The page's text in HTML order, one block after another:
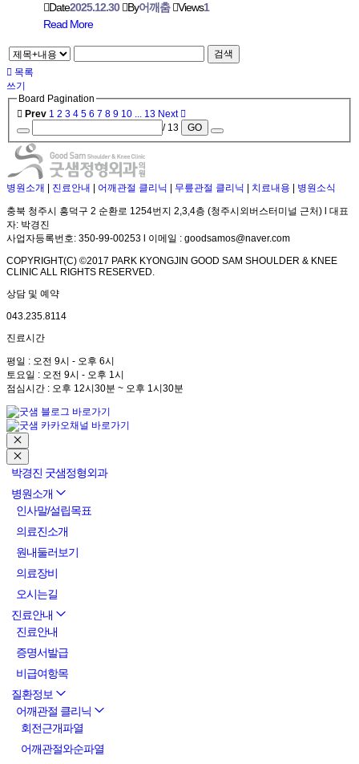
Date2025.12.30 By어깨춤 Views1
Read More
검색
목록
쓰기
Board Pagination
Prev 1 2 3 4 5 6 7 8 9 10 13 Next
/ 13
GO
병원소개 진료안내 어깨관절 클리닉 무릎관절 클리닉 치료내용 병원소식
충북 청주시 흥덕구 2 순환로 1254번지 2,3,4층 (청주시외버스터미널 근처) l 대표
자: 박경진
사업자등록번호: 350-99-00253 l 이메일 : goodsamos@naver.com
COPYRIGHT(C) ©2017 PARK KYONGJIN GOOD SAM SHOULDER & KNEE
CLINIC ALL RIGHTS RESERVED.
상담 및 예약
043.235.8114
진료시간
평일 : 오전 9시 - 오후 6시
토요일 : 오전 9시 - 오후 1시
점심시간 : 오후 12시30분 ~ 오후 1시30분
박경진 굿샘정형외과
병원소개
인사말/설립목표
의료진소개
원내둘러보기
의료장비
오시는길
진료안내
진료안내
증명서발급
비급여항목
질환정보
어깨관절 클리닉
회전근개파열
어깨관절와순파열